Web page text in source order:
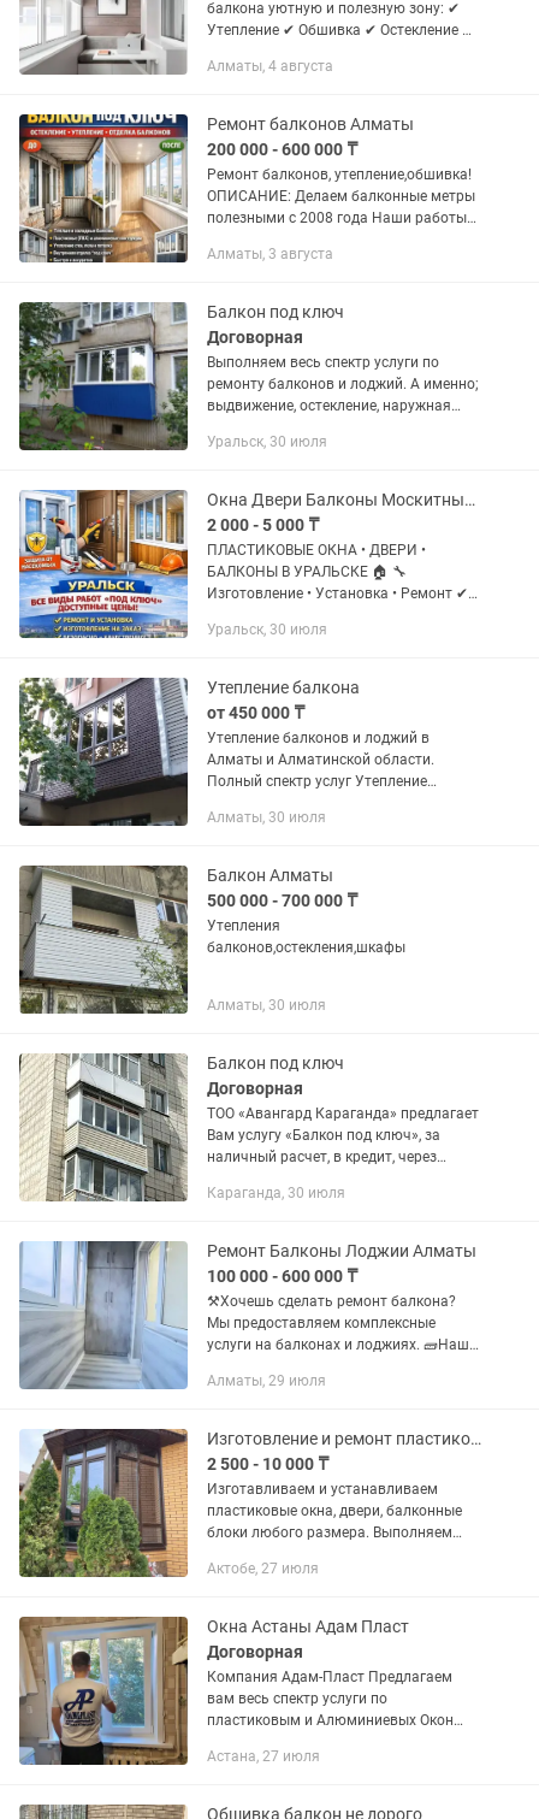
балкона уютную и полезную зону: ✔
Утепление ✔ Обшивка ✔ Остекление ✔
аккуратно, быстро и по доступной цене.
Алматы, 4 августа
Ремонт балконов Алматы
200 000 - 600 000 ₸
Ремонт балконов, утепление,обшивка!
ОПИСАНИЕ: Делаем балконные метры
полезными с 2008 года Наши работы
от ветра, холода, влажности,
Алматы, 3 августа
Балкон под ключ
Договорная
Выполняем весь спектр услуги по
ремонту балконов и лоджий. А именно;
выдвижение, остекление, наружная
утепление Пеноплексом, минплитой
Уральск, 30 июля
Окна Двери Балконы Москитные сетки
2 000 - 5 000 ₸
ПЛАСТИКОВЫЕ ОКНА • ДВЕРИ •
БАЛКОНЫ В УРАЛЬСКЕ 🏠 🔧
Изготовление • Установка • Ремонт ✔
любой сложности ✔ Изготовление
Пластиковые двери на...
Уральск, 30 июля
Утепление балкона
от 450 000 ₸
Утепление балконов и лоджий в
Алматы и Алматинской области.
Полный спектр услуг Утепление
Остекление Установка встроенной
более 10 лет...
Алматы, 30 июля
Балкон Алматы
500 000 - 700 000 ₸
Утепления
балконов,остекления,шкафы
Алматы, 30 июля
Балкон под ключ
Договорная
ТОО «Авангард Караганда» предлагает
Вам услугу «Балкон под ключ», за
наличный расчет, в кредит, через
полностью остекление балкона,
Караганда, 30 июля
Ремонт Балконы Лоджии Алматы
100 000 - 600 000 ₸
⚒️Хочешь сделать ремонт балкона?
Мы предоставляем комплексные
услуги на балконах и лоджиях. 🧱Наши
балкон от ветра, холода, влажности,
Алматы, 29 июля
Изготовление и ремонт пластиковых окон, балкон и лоджии
2 500 - 10 000 ₸
Изготавливаем и устанавливаем
пластиковые окна, двери, балконные
блоки любого размера. Выполняем
балконов и лоджий под ключ. Также
Актобе, 27 июля
Окна Астаны Адам Пласт
Договорная
Компания Адам-Пласт Предлагаем
вам весь спектр услуги по
пластиковым и Алюминиевых Окон
Пластиковые Откосы Остекление
Балконов....
Астана, 27 июля
Обшивка балкон не дорого